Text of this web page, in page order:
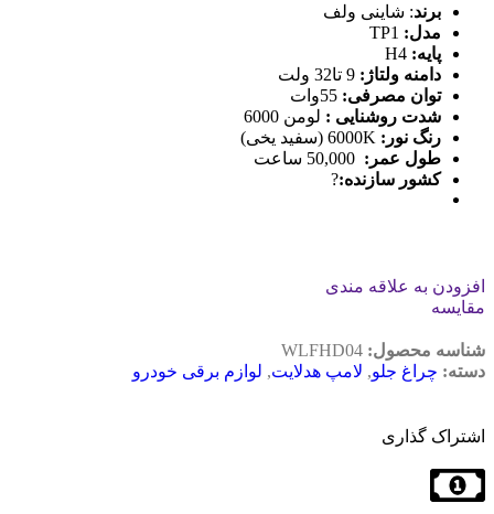
برند: شاینی ولف
مدل:
پایه:
H4
دامنه ولتاژ :
توان مصرفی:
شدت روشنایی : لومن 6000
رنگ نور : 6000K (سفید یخی)
طول عمر :
کشور سازنده:
?
افزودن به علاقه مندی
مقایسه
شناسه محصول: WLFHD04
دسته: چراغ جلو, لامپ هدلایت, لوازم برقی خودرو
اشتراک گذاری